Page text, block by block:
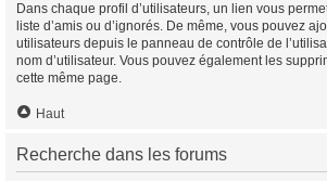
Dans chaque profil d’utilisateurs, un lien vous
liste d’amis ou d’ignorés. De même, vous pouvez
utilisateurs depuis le panneau de contrôle de
nom d’utilisateur. Vous pouvez également les
cette même page.
Haut
Recherche dans les forums